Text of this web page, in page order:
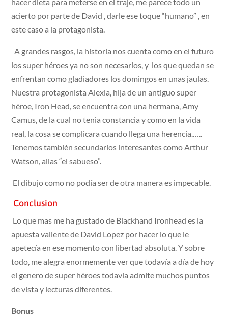
acierto por parte de David , darle ese toque “humano” , en
este caso a la protagonista.
A grandes rasgos, la historia nos cuenta como en el futuro
los super héroes ya no son necesarios, y los que quedan se
enfrentan como gladiadores los domingos en unas jaulas.
Nuestra protagonista Alexia, hija de un antiguo super
héroe, Iron Head, se encuentra con una hermana, Amy
Camus, de la cual no tenia constancia y como en la vida
real, la cosa se complicara cuando llega una herencia.…..
Tenemos también secundarios interesantes como Arthur
Watson, alias “el sabueso”.
El dibujo como no podía ser de otra manera es impecable.
Conclusion
Lo que mas me ha gustado de Blackhand Ironhead es la
apuesta valiente de David Lopez por hacer lo que le
apetecía en ese momento con libertad absoluta. Y sobre
todo, me alegra enormemente ver que todavía a día de hoy
el genero de super héroes todavía admite muchos puntos
de vista y lecturas diferentes.
Bonus